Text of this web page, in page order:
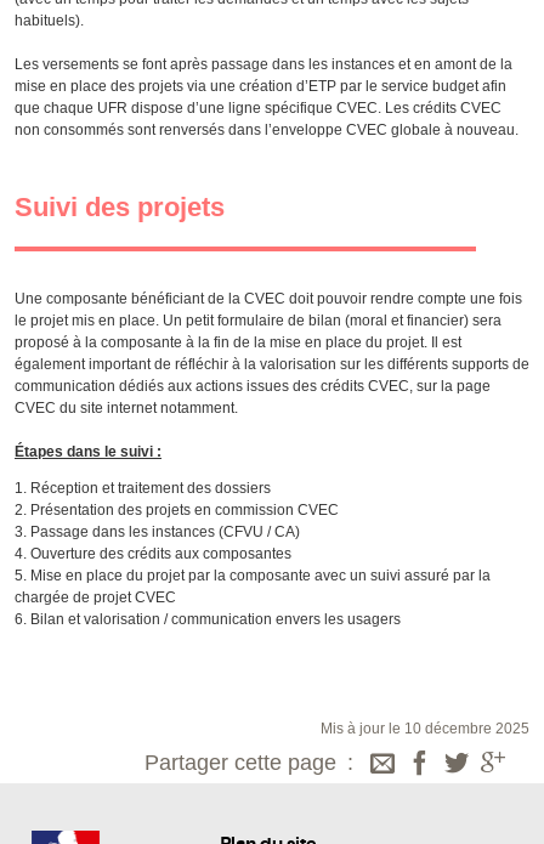
habituels).
Les versements se font après passage dans les instances et en amont de la
mise en place des projets via une création d’ETP par le service budget afin
que chaque UFR dispose d’une ligne spécifique CVEC. Les crédits CVEC
non consommés sont renversés dans l’enveloppe CVEC globale à nouveau.
Suivi des projets
Une composante bénéficiant de la CVEC doit pouvoir rendre compte une fois
le projet mis en place. Un petit formulaire de bilan (moral et financier) sera
proposé à la composante à la fin de la mise en place du projet. Il est
également important de réfléchir à la valorisation sur les différents supports de
communication dédiés aux actions issues des crédits CVEC, sur la page
CVEC du site internet notamment.
Étapes dans le suivi :
Réception et traitement des dossiers
Présentation des projets en commission CVEC
Passage dans les instances (CFVU / CA)
Ouverture des crédits aux composantes
Mise en place du projet par la composante avec un suivi assuré par la
chargée de projet CVEC
Bilan et valorisation / communication envers les usagers
Mis à jour le 10 décembre 2025
Partager cette page